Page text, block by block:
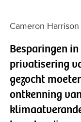
Cameron Harrison
Besparingen
privatisering
gezocht
ontkenning